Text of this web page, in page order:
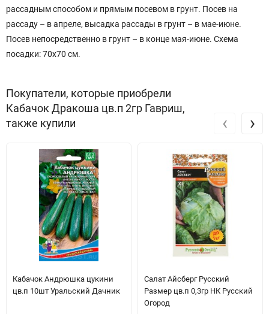
рассадным способом и прямым посевом в грунт. Посев на
рассаду – в апреле, высадка рассады в грунт – в мае-июне.
Посев непосредственно в грунт – в конце мая-июне. Схема
посадки: 70x70 см.
Покупатели, которые приобрели
Кабачок Дракоша цв.п 2гр Гавриш,
также купили
Кабачок Андрюшка цукини
цв.п 10шт Уральский Дачник
Салат Айсберг Русский
Размер цв.п 0,3гр НК Русский
Огород
‹ ›